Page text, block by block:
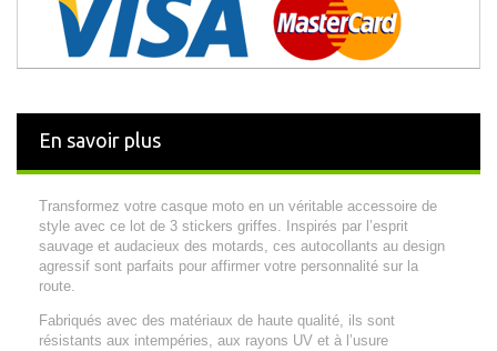
En savoir plus
Transformez votre casque moto en un véritable accessoire de
style avec ce lot de 3 stickers griffes. Inspirés par l’esprit
sauvage et audacieux des motards, ces autocollants au design
agressif sont parfaits pour affirmer votre personnalité sur la
route.
Fabriqués avec des matériaux de haute qualité, ils sont
résistants aux intempéries, aux rayons UV et à l’usure